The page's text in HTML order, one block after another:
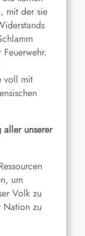
mit der sie
voll mit
aller unserer
um
Volk zu
Nation zu